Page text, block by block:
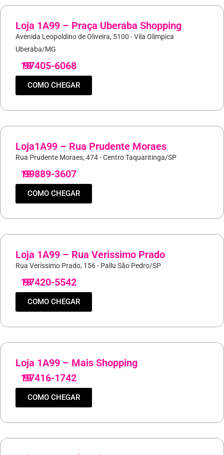
Loja 1A99 – Praça Uberaba Shopping
Avenida Leopoldino de Oliveira, 5100 - Vila Olímpica
Uberaba/MG
19
97405-6068
COMO CHEGAR
Loja1A99 – Rua Prudente Moraes
Rua Prudente Moraes, 474 - Centro Taquaritinga/SP
19
99889-3607
COMO CHEGAR
Loja 1A99 – Rua Verissimo Prado
Rua Veríssimo Prado, 156 - Pallu São Pedro/SP
19
97420-5542
COMO CHEGAR
Loja 1A99 – Mais Shopping
19
97416-1742
COMO CHEGAR